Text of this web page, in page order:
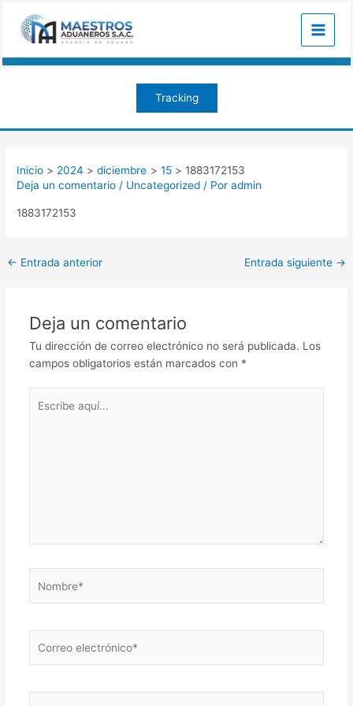
contenido
Main
Menu
Tracking
Inicio 2024 diciembre 15
1883172153
Deja un comentario / Uncategorized / Poradmin
1883172153
entradas
← Entrada anterior Entrada siguiente →
Deja un comentario
Tu dirección de correo electrónico no será publicada. Los
campos obligatorios están marcados con *
aquí...
electrónico*